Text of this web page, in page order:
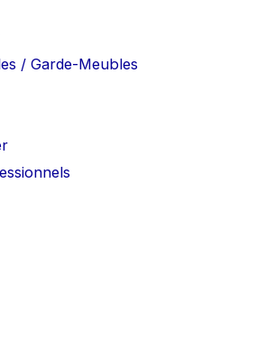
/ Garde-Meubles